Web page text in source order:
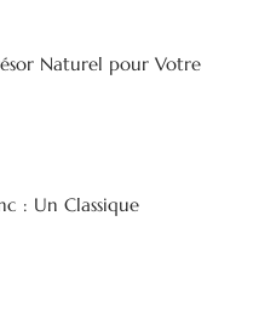
Naturel pour Votre
: Un Classique